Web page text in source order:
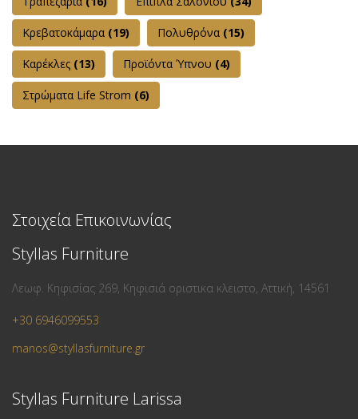
Κρεβατοκάμαρα (19) Πολυθρόνα (15)
Καρέκλες (13) Προϊόντα Ύπνου (4)
Στρώματα Life Strom (6)
Στοιχεία Επικοινωνίας
Styllas Furniture
Λεωφ. Κηφισίας 269, Κηφισιά οριστικα κλειστο, Αττική, 14561
+30 6946099553
manos@styllasfurniture.gr
Styllas Furniture Larissa